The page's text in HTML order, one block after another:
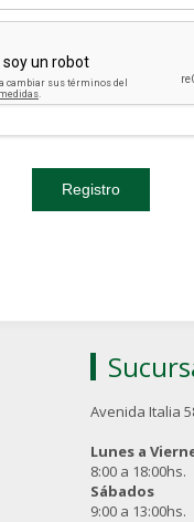
Avenida Italia
Lunes a
8:00 a 18:00hs.
Sábados
9:00 a 13:00hs.